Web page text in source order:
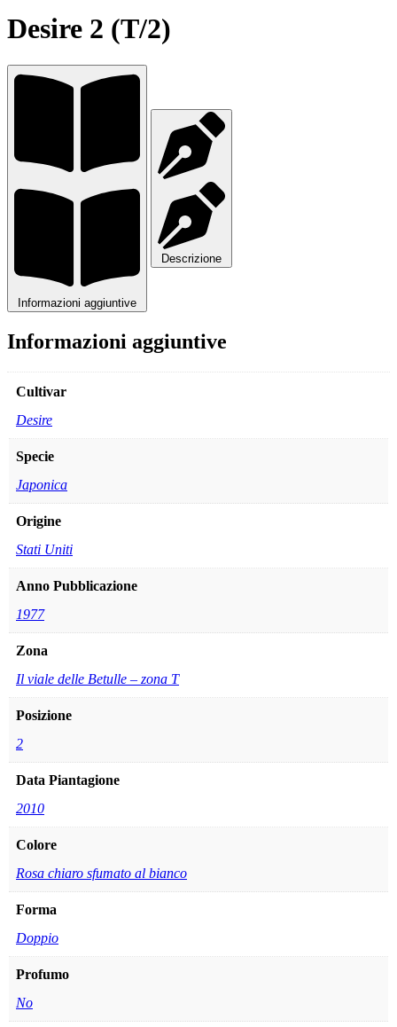
Desire 2 (T/2)
Informazioni aggiuntive
Descrizione
Informazioni aggiuntive
Cultivar
Desire
Specie
Japonica
Origine
Stati Uniti
Anno Pubblicazione
1977
Zona
Il viale delle Betulle – zona T
Posizione
2
Data Piantagione
2010
Colore
Rosa chiaro sfumato al bianco
Forma
Doppio
Profumo
No